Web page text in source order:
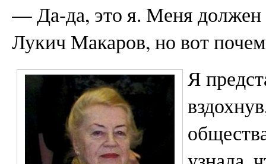
— Да-да, это я. Меня должен
Лукич Макаров, но вот
Я